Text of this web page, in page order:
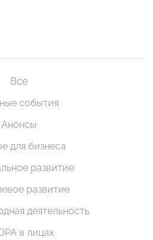
Все
события
Анонсы
для бизнеса
развитие
развитие
деятельность
в лицах